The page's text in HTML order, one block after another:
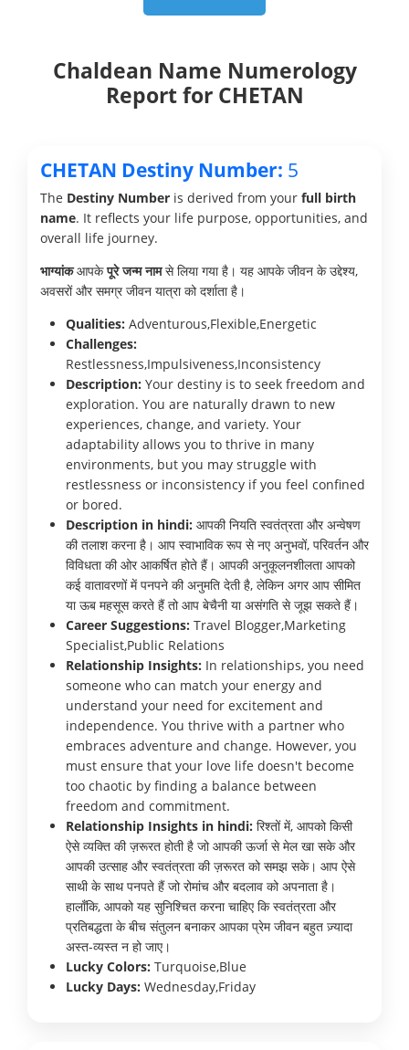
Chaldean Name Numerology
Report for CHETAN
CHETAN Destiny Number: 5
The Destiny Number is derived from your full birth
name. It reflects your life purpose, opportunities, and
overall life journey.
भाग्यांकआपकेपूरे जन्म नामसे लिया गया है। यह आपके जीवन के उद्देश्य,
अवसरों और समग्र जीवन यात्रा को दर्शाता है।
Qualities: Adventurous,Flexible,Energetic
Challenges:
Restlessness,Impulsiveness,Inconsistency
Description: Your destiny is to seek freedom and
exploration. You are naturally drawn to new
experiences, change, and variety. Your
adaptability allows you to thrive in many
environments, but you may struggle with
restlessness or inconsistency if you feel confined
or bored.
Description in hindi: आपकी नियति स्वतंत्रता और अन्वेषण
की तलाश करना है। आप स्वाभाविक रूप से नए अनुभवों, परिवर्तन और
विविधता की ओर आकर्षित होते हैं। आपकी अनुकूलनशीलता आपको
कई वातावरणों में पनपने की अनुमति देती है, लेकिन अगर आप सीमित
या ऊब महसूस करते हैं तो आप बेचैनी या असंगति से जूझ सकते हैं।
Career Suggestions: Travel Blogger,Marketing
Specialist,Public Relations
Relationship Insights: In relationships, you need
someone who can match your energy and
understand your need for excitement and
independence. You thrive with a partner who
embraces adventure and change. However, you
must ensure that your love life doesn't become
too chaotic by finding a balance between
freedom and commitment.
Relationship Insights in hindi: रिश्तों में, आपको किसी
ऐसे व्यक्ति की ज़रूरत होती है जो आपकी ऊर्जा से मेल खा सके और
आपकी उत्साह और स्वतंत्रता की ज़रूरत को समझ सके। आप ऐसे
साथी के साथ पनपते हैं जो रोमांच और बदलाव को अपनाता है।
हालाँकि, आपको यह सुनिश्चित करना चाहिए कि स्वतंत्रता और
प्रतिबद्धता के बीच संतुलन बनाकर आपका प्रेम जीवन बहुत ज़्यादा
अस्त-व्यस्त न हो जाए।
Lucky Colors: Turquoise,Blue
Lucky Days: Wednesday,Friday